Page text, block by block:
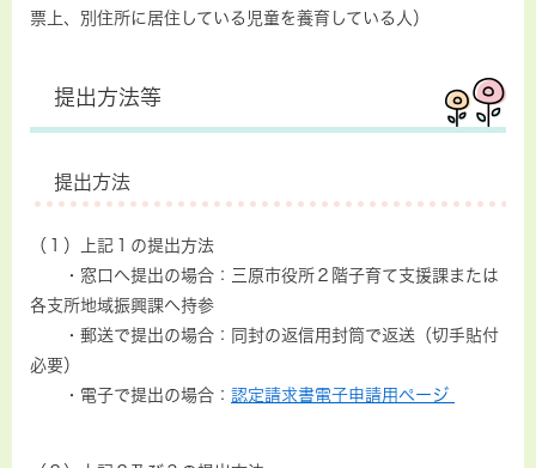
票上、別住所に居住している児童を養育している人）
提出方法等
提出方法
（１）上記１の提出方法
・窓口へ提出の場合：三原市役所２階子育て支援課または
各支所地域振興課へ持参
・郵送で提出の場合：同封の返信用封筒で返送（切手貼付
必要）
・電子で提出の場合： 認定請求書電子申請用ページ